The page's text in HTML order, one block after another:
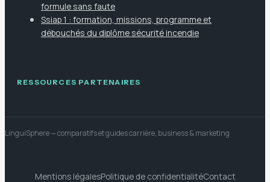
formule sans faute
Ssiap 1 : formation, missions, programme et
débouchés du diplôme sécurité incendie
RESSOURCES PARTENAIRES
LinguiSphere— comparatifs et guides carrière, business & marketing
Mentions légalesPolitique de confidentialitéContact